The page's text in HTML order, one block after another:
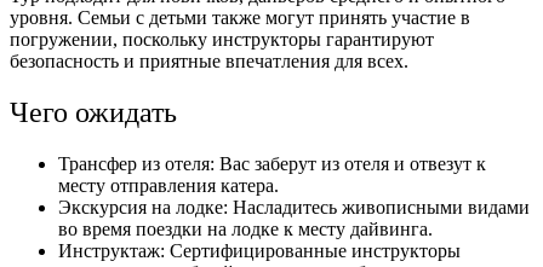
уровня. Семьи с детьми также могут принять участие в
погружении, поскольку инструкторы гарантируют
безопасность и приятные впечатления для всех.
Чего ожидать
Трансфер из отеля: Вас заберут из отеля и отвезут к
месту отправления катера.
Экскурсия на лодке: Насладитесь живописными видами
во время поездки на лодке к месту дайвинга.
Инструктаж: Сертифицированные инструкторы